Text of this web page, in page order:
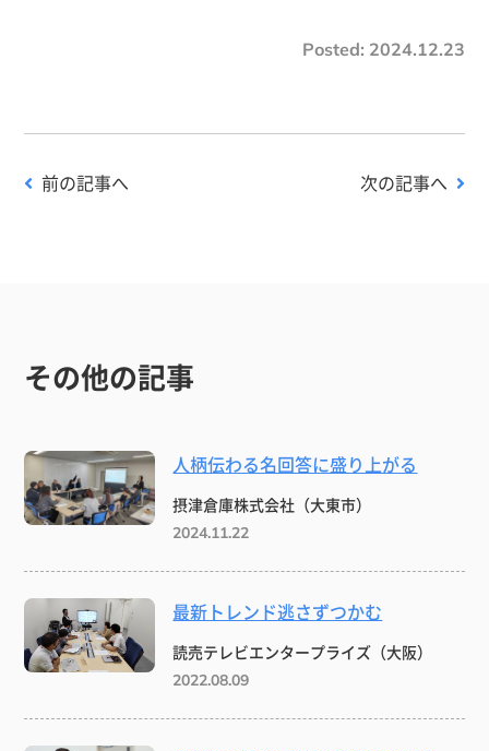
Posted: 2024.12.23
前の記事へ 次の記事へ
その他の記事
人柄伝わる名回答に盛り上がる
摂津倉庫株式会社（大東市）
2024.11.22
最新トレンド逃さずつかむ
読売テレビエンタープライズ（大阪）
2022.08.09